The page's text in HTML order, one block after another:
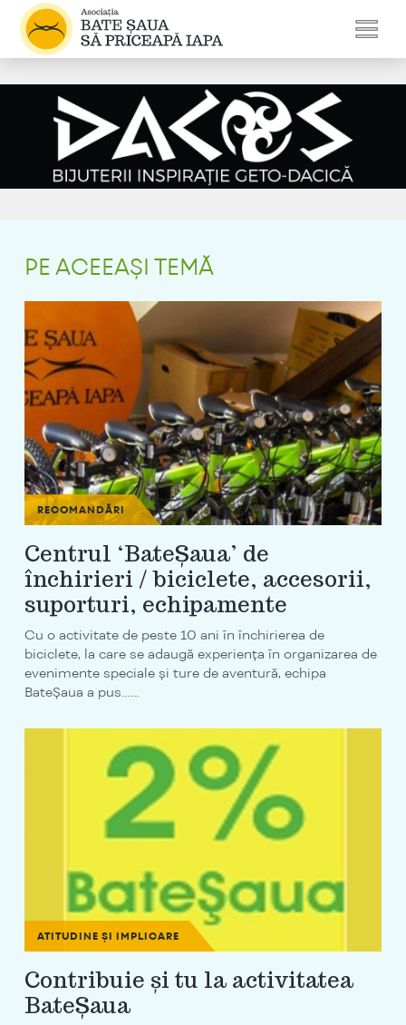
PE ACEEAȘI TEMĂ
RECOMANDĂRI
Centrul ‘BateȘaua’ de
închirieri / biciclete, accesorii,
suporturi, echipamente
Cu o activitate de peste 10 ani în închirierea de
biciclete, la care se adaugă experiența în organizarea de
evenimente speciale și ture de aventură, echipa
BateȘaua a pus…...
ATITUDINE ȘI IMPLICARE
Contribuie și tu la activitatea
BateȘaua